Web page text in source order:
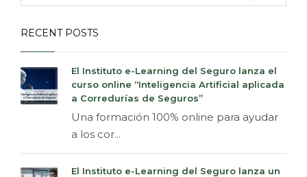
RECENT POSTS
El Instituto e-Learning del Seguro lanza el
curso online “Inteligencia Artificial aplicada
a Corredurías de Seguros”
Una formación 100% online para ayudar
a los cor...
El Instituto e-Learning del Seguro lanza un